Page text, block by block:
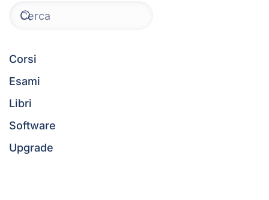
Corsi
Esami
Libri
Software
Upgrade